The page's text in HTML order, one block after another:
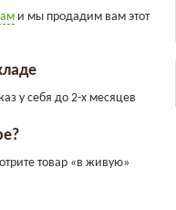
и мы продадим вам этот
у себя до 2-х месяцев
товар «в живую»